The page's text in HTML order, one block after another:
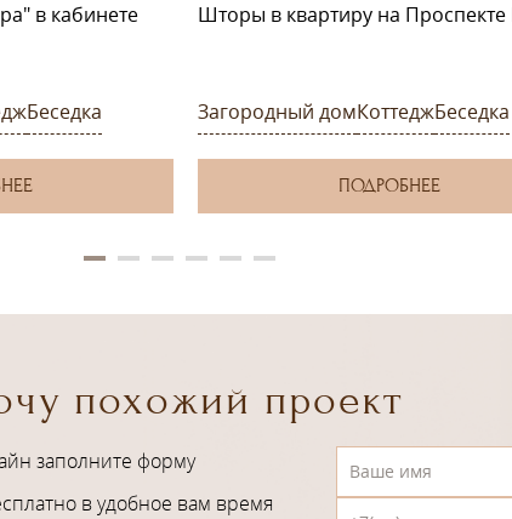
в кабинете
Беседка
Шторы в квартиру на
Загородный домКоттеджБеседка
ПОДРОБНЕЕ
похожий проект
заполните форму
в удобное вам время